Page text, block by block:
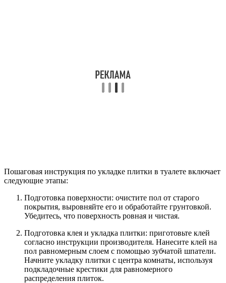
Пошаговая инструкция по укладке плитки в туалете включает
следующие этапы:
Подготовка поверхности: очистите пол от старого
покрытия, выровняйте его и обработайте грунтовкой.
Убедитесь, что поверхность ровная и чистая.
Подготовка клея и укладка плитки: приготовьте клей
согласно инструкции производителя. Нанесите клей на
пол равномерным слоем с помощью зубчатой шпатели.
Начните укладку плитки с центра комнаты, используя
подкладочные крестики для равномерного
распределения плиток.